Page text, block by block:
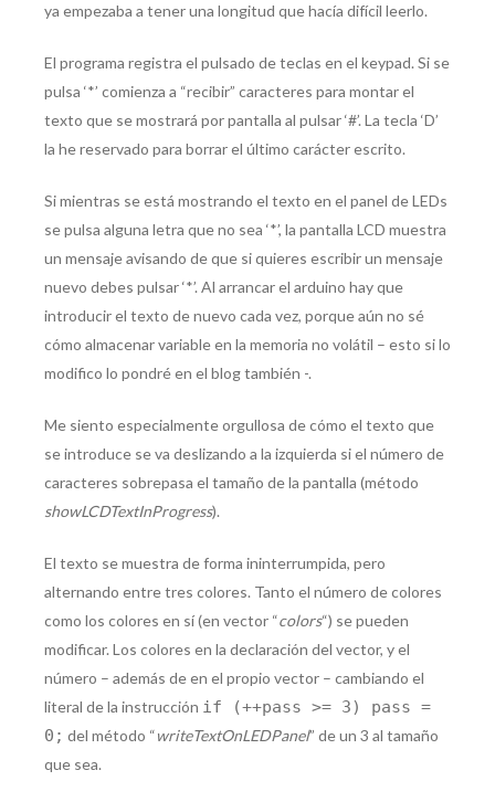
ya empezaba a tener una longitud que hacía difícil leerlo.
El programa registra el pulsado de teclas en el keypad. Si se
pulsa ‘*’ comienza a “recibir” caracteres para montar el
texto que se mostrará por pantalla al pulsar ‘#’. La tecla ‘D’
la he reservado para borrar el último carácter escrito.
Si mientras se está mostrando el texto en el panel de LEDs
se pulsa alguna letra que no sea ‘*’, la pantalla LCD muestra
un mensaje avisando de que si quieres escribir un mensaje
nuevo debes pulsar ‘*’. Al arrancar el arduino hay que
introducir el texto de nuevo cada vez, porque aún no sé
cómo almacenar variable en la memoria no volátil – esto si lo
modifico lo pondré en el blog también -.
Me siento especialmente orgullosa de cómo el texto que
se introduce se va deslizando a la izquierda si el número de
caracteres sobrepasa el tamaño de la pantalla (método
showLCDTextInProgress).
El texto se muestra de forma ininterrumpida, pero
alternando entre tres colores. Tanto el número de colores
como los colores en sí (en vector “colors“) se pueden
modificar. Los colores en la declaración del vector, y el
número – además de en el propio vector – cambiando el
literal de la instrucción if (++pass >= 3) pass =
0; del método “writeTextOnLEDPanel” de un 3 al tamaño
que sea.